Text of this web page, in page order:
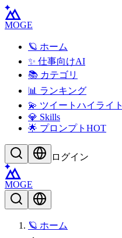
MOGE
🪐 ホーム
✨ 仕事向けAI
📚 カテゴリ
📊 ランキング
💫 ツイートハイライト
💎 Skills
🌟 プロンプト HOT
ログイン
MOGE
🪐 ホーム